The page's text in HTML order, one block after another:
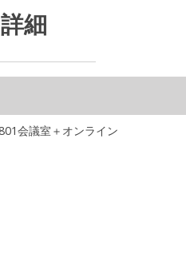
詳細
会議室＋オンライン